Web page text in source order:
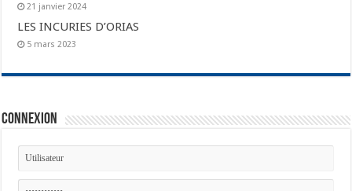
21 janvier 2024
LES INCURIES D’ORIAS
5 mars 2023
Connexion